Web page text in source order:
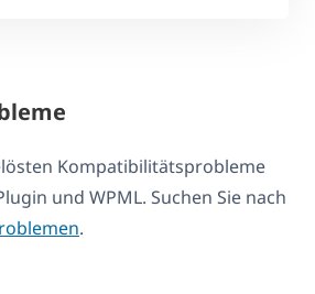
Kompatibilitätsprobleme
und WPML. Suchen Sie nach
.